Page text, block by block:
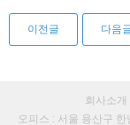
이전글 다음
회사소개
오피스 : 서울 용산구